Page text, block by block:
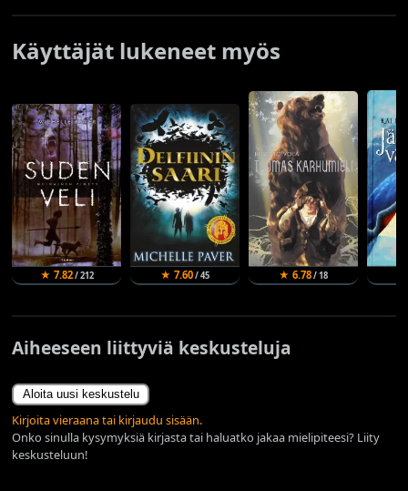
Käyttäjät lukeneet myös
★ 7.82/ 212 ★ 7.60/ 45 ★ 6.78/ 18
Aiheeseen liittyviä keskusteluja
Aloita uusi keskustelu
Kirjoita vieraana tai kirjaudu sisään.
Onko sinulla kysymyksiä kirjasta tai haluatko jakaa mielipiteesi? Liity
keskusteluun!